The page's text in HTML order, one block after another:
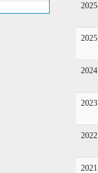
2025
2025
2024
2023
2022
2021